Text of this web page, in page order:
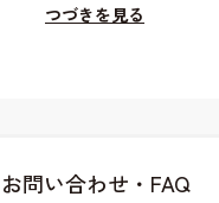
つづきを見る
お問い合わせ・FAQ